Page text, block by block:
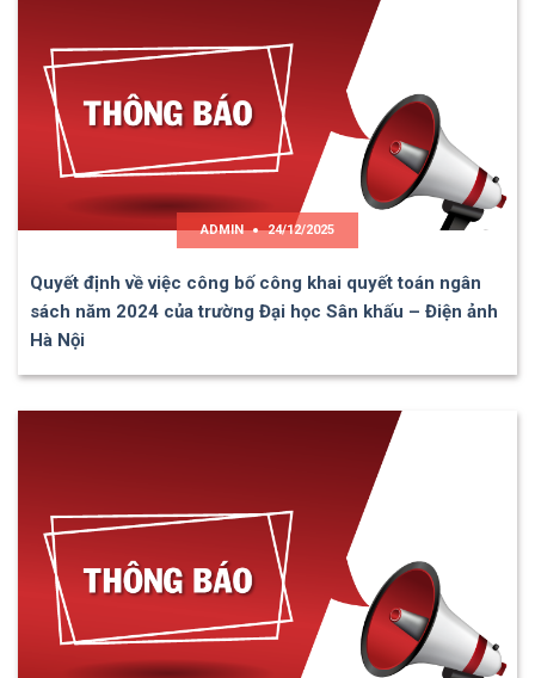
ADMIN 24/12/2025
Quyết định về việc công bố công khai quyết toán ngân
sách năm 2024 của trường Đại học Sân khấu – Điện ảnh
Hà Nội